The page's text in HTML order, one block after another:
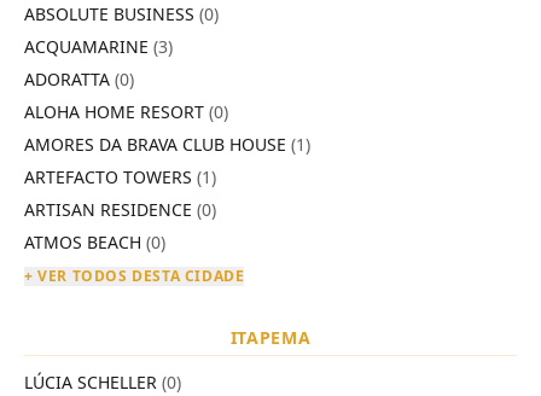
ABSOLUTE BUSINESS (0)
ACQUAMARINE (3)
ADORATTA (0)
ALOHA HOME RESORT (0)
AMORES DA BRAVA CLUB HOUSE (1)
ARTEFACTO TOWERS (1)
ARTISAN RESIDENCE (0)
ATMOS BEACH (0)
+ VER TODOS DESTA CIDADE
ITAPEMA
LÚCIA SCHELLER (0)